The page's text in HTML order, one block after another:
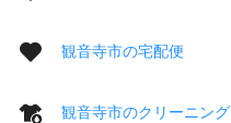
観音寺市の宅配便
観音寺市のクリーニング